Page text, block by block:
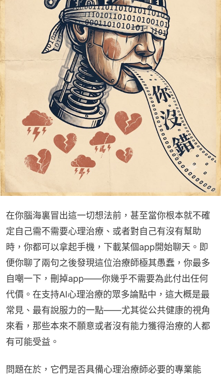
在你腦海裏冒出這一切想法前，甚至當你根本就不確
定自己需不需要心理治療、或者對自己有沒有幫助
時，你都可以拿起手機，下載某個app開始聊天。即
便你聊了兩句之後發現這位治療師極其愚蠢，你最多
自嘲一下，刪掉app——你幾乎不需要為此付出任何
代價。在支持AI心理治療的眾多論點中，這大概是最
常見、最有說服力的一點——尤其從公共健康的視角
來看，那些本來不願意或者沒有能力獲得治療的人都
有可能受益。
問題在於，它們是否具備心理治療師必要的專業能